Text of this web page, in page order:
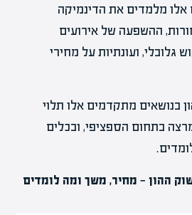
אלו מלמדים את הדינמיקה
ההשפעה של אירועים
גלובלי, ועונתיות על מחירי
בנושאים מתקדמים אלו תלוי
בתחום הספציפי, ובכלים
ההון — מחיר, משך ומה לומדים